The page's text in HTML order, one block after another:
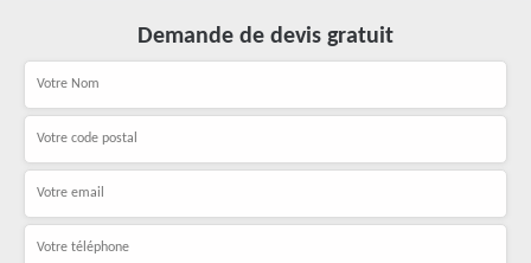
Demande de devis gratuit